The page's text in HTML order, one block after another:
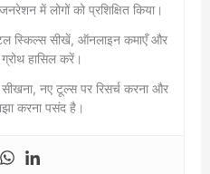
में लोगों को प्रशिक्षित किया।
स्किल्स सीखें, ऑनलाइन कमाएँ और
हासिल करें।
नए टूल्स पर रिसर्च करना और
करना पसंद है।